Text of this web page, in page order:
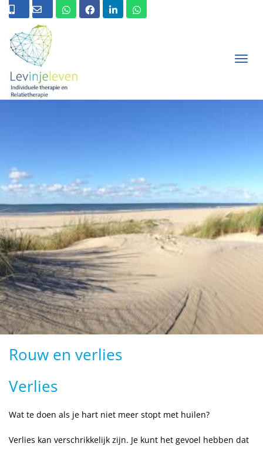
T
A
I
O
N
Rouw en verlies
Verlies
Wat te doen als je hart niet meer stopt met huilen?
Verlies kan verschrikkelijk zijn. Je kunt het gevoel hebben dat